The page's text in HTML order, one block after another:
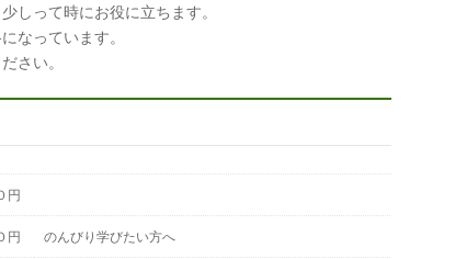
って時にお役に立ちます。
なっています。
さい。
円
円 のんびり学びたい方へ